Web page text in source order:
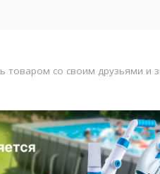
товаром со своим друзьями и